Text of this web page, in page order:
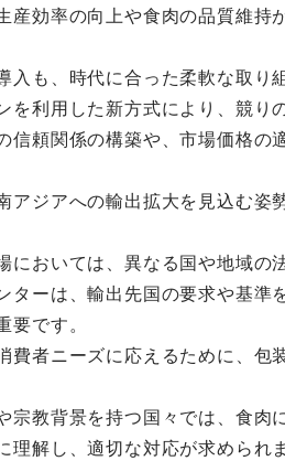
産効率の向上や食肉の品質維
入も、時代に合った柔軟な取り
を利用した新方式により、競り
信頼関係の構築や、市場価格の
アジアへの輸出拡大を見込む
においては、異なる国や地域の
ターは、輸出先国の要求や基
です。
費者ニーズに応えるために、
宗教背景を持つ国々では、食
理解し、適切な対応が求められま